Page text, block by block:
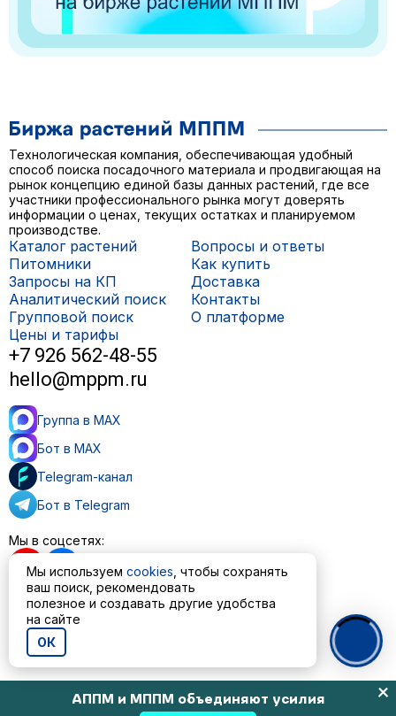
АППМ и МППМ объединяют усилия
Технологическая компания, обеспечивающая удобный
способ поиска посадочного материала и продвигающая на
рынок концепцию единой базы данных растений, где все
участники профессионального рынка могут доверять
информации о ценах, текущих остатках и планируемом
производстве.
Каталог растений
Питомники
Запросы на КП
Аналитический поиск
Групповой поиск
Цены и тарифы
Вопросы и ответы
Как купить
Доставка
Контакты
О платформе
+7 926 562-48-55
hello@mppm.ru
Группа в MAX
Бот в MAX
Telegram-канал
Бот в Telegram
Мы в соцсетях:
Пользовательское соглашение
Политика обработки персональных данных
© ООО «МППМ» 2023—2026
Мы используем cookies , чтобы сохранять
ваш поиск, рекомендовать
полезное и создавать другие удобства
на сайте
ОК